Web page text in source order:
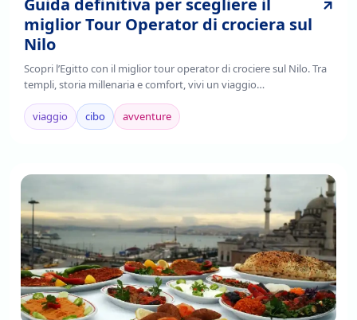
miglior Tour Operator di crociera sul
Nilo
Scopri l’Egitto con il miglior tour operator di crociere sul Nilo. Tra
templi, storia millenaria e comfort, vivi un viaggio
indimenticabile.Prenota ora!
viaggio
cibo avventure